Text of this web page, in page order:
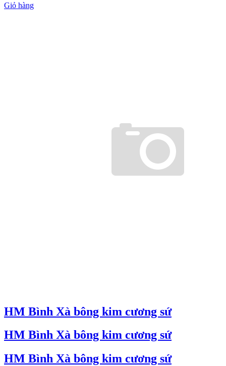
Giỏ hàng
HM Bình Xà bông kim cương sứ
HM Bình Xà bông kim cương sứ
HM Bình Xà bông kim cương sứ